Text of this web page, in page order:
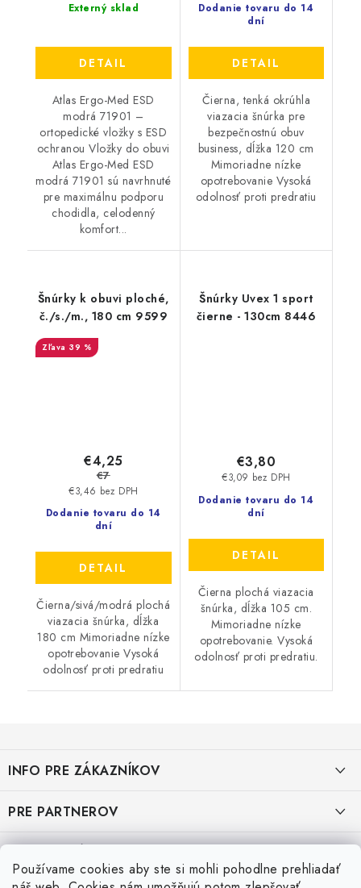
Používame cookies aby ste si mohli pohodlne prehliadať
Externý sklad
DETAIL
Atlas Ergo-Med ESD
modrá 71901 –
ortopedické vložky s ESD
ochranou Vložky do obuvi
Atlas Ergo-Med ESD
modrá 71901 sú navrhnuté
pre maximálnu podporu
chodidla, celodenný
komfort...
Dodanie tovaru do 14
dní
DETAIL
Čierna, tenká okrúhla
viazacia šnúrka pre
bezpečnostnú obuv
business, dĺžka 120 cm
Mimoriadne nízke
opotrebovanie Vysoká
odolnosť proti predratiu
Šnúrky k obuvi ploché,
č./s./m., 180 cm 9599
39 %
Dodanie tovaru do 14
dní
€3,46 bez DPH
€4,25
€7
DETAIL
Čierna/sivá/modrá plochá
viazacia šnúrka, dĺžka
180 cm Mimoriadne nízke
opotrebovanie Vysoká
odolnosť proti predratiu
Šnúrky Uvex 1 sport
čierne - 130cm 8446
Dodanie tovaru do 14
dní
€3,09 bez DPH
€3,80
DETAIL
Čierna plochá viazacia
šnúrka, dĺžka 105 cm.
Mimoriadne nízke
opotrebovanie. Vysoká
odolnosť proti predratiu.
p
ä
i
INFO PRE ZÁKAZNÍKOV
OBCHODNÉ PODMIENKY
OCHRANA OSOBNÝCH ÚDAJOV
PRE PARTNEROV
KATALÓG OBUVI A OPP ČERVA
KATALÓG OBUVI A OPP CXS
Veľkostná tabuľka obuvi SKECHER